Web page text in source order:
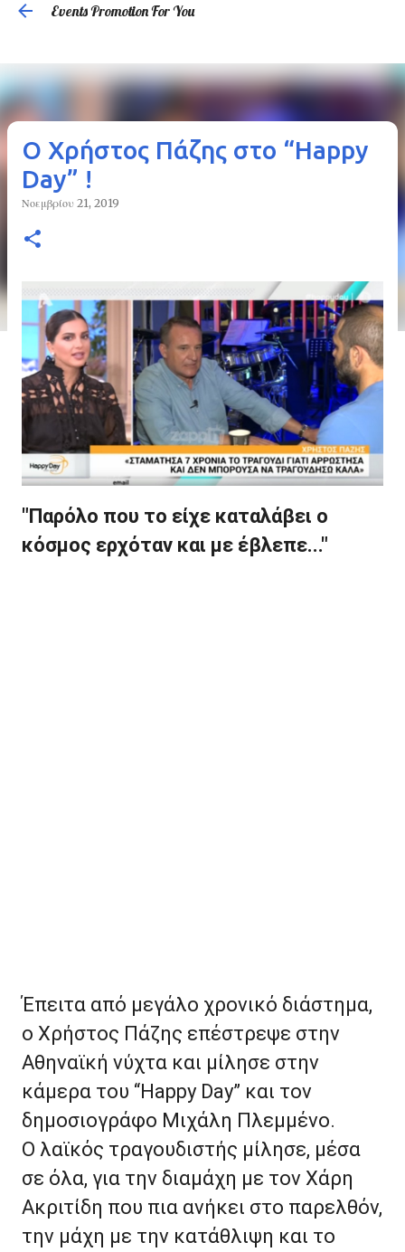
Events Promotion For You
O Χρήστος Πάζης στο “Happy
Day” !
Νοεμβρίου 21, 2019
"Παρόλο που το είχε καταλάβει ο
κόσμος ερχόταν και με έβλεπε..."
Έπειτα από μεγάλο χρονικό διάστημα,
ο Χρήστος Πάζης επέστρεψε στην
Αθηναϊκή νύχτα και μίλησε στην
κάμερα του “Happy Day” και τον
δημοσιογράφο Μιχάλη Πλεμμένο.
Ο λαϊκός τραγουδιστής μίλησε, μέσα
σε όλα, για την διαμάχη με τον Χάρη
Ακριτίδη που πια ανήκει στο παρελθόν,
την μάχη με την κατάθλιψη και το